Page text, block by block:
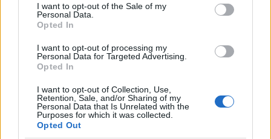
I want to opt-out of the Sale of my
Personal Data.
Opted In
I want to opt-out of processing my
Personal Data for Targeted Advertising.
Opted In
I want to opt-out of Collection, Use,
Retention, Sale, and/or Sharing of my
Personal Data that Is Unrelated with the
Purposes for which it was collected.
Opted Out
Leggi anche:
Alessandro Sallusti
Poi c’è lacampagna referendaria